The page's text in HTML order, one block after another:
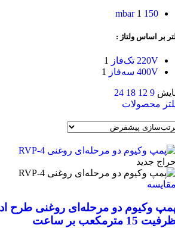
150 mbar
1
بر اساس ولتاژ :
220V تک‌فاز
1
400V سه‌فاز
1
9
12
18
24
محصولات
جدید
15 مترمکعب بر ساعت